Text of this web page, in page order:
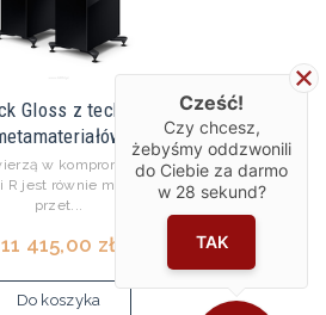
Gloss z technologią absorpcji
w kompromisy. Średniej wielkości
jest równie mocna, co elastyczna. Układ
przet...
11 415,00 zł
Do koszyka
Cześć!
Czy chcesz,
żebyśmy oddzwonili
do Ciebie za darmo
w 28 sekund?
TAK